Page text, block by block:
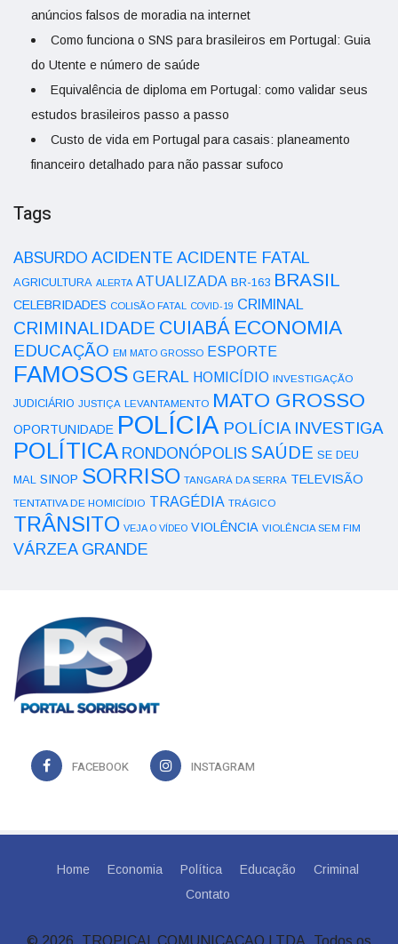
anúncios falsos de moradia na internet
Como funciona o SNS para brasileiros em Portugal: Guia
do Utente e número de saúde
Equivalência de diploma em Portugal: como validar seus
estudos brasileiros passo a passo
Custo de vida em Portugal para casais: planeamento
financeiro detalhado para não passar sufoco
Tags
ABSURDO ACIDENTE ACIDENTE FATAL
AGRICULTURA ALERTA ATUALIZADA BR-163 BRASIL
CELEBRIDADES COLISÃO FATAL COVID-19 CRIMINAL
CRIMINALIDADE CUIABÁ ECONOMIA
EDUCAÇÃO EM MATO GROSSO ESPORTE
FAMOSOS GERAL HOMICÍDIO INVESTIGAÇÃO
JUDICIÁRIO JUSTIÇA LEVANTAMENTO MATO GROSSO
OPORTUNIDADE POLÍCIA POLÍCIA INVESTIGA
POLÍTICA RONDONÓPOLIS SAÚDE SE DEU
MAL SINOP SORRISO TANGARÁ DA SERRA TELEVISÃO
TENTATIVA DE HOMICÍDIO TRAGÉDIA TRÁGICO
TRÂNSITO VEJA O VÍDEO VIOLÊNCIA VIOLÊNCIA SEM FIM
VÁRZEA GRANDE
FACEBOOK INSTAGRAM
Home Economia Política Educação
Criminal
Contato
© 2026, TROPICAL COMUNICACAO LTDA. Todos os